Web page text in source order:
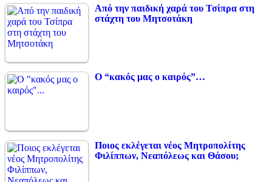
Από την παιδική χαρά του Τσίπρα στη
στάχτη του Μητσοτάκη
Ο “κακός μας ο καιρός”…
Ποιος εκλέγεται νέος Μητροπολίτης
Φιλίππων, Νεαπόλεως και Θάσου;